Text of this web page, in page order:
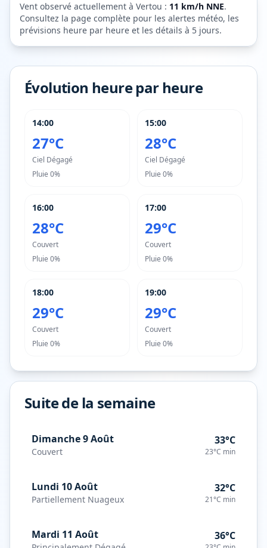
Vent observé actuellement à Vertou : 11 km/h NNE.
Consultez la page complète pour les alertes météo, les
prévisions heure par heure et les détails à 5 jours.
Évolution heure par heure
14:00
27°C
Ciel Dégagé
Pluie 0%
15:00
28°C
Ciel Dégagé
Pluie 0%
16:00
28°C
Couvert
Pluie 0%
17:00
29°C
Couvert
Pluie 0%
18:00
29°C
Couvert
Pluie 0%
19:00
29°C
Couvert
Pluie 0%
Suite de la semaine
Dimanche 9 Août
Couvert
33°C
23°C min
Lundi 10 Août
Partiellement Nuageux
32°C
21°C min
Mardi 11 Août 36°C